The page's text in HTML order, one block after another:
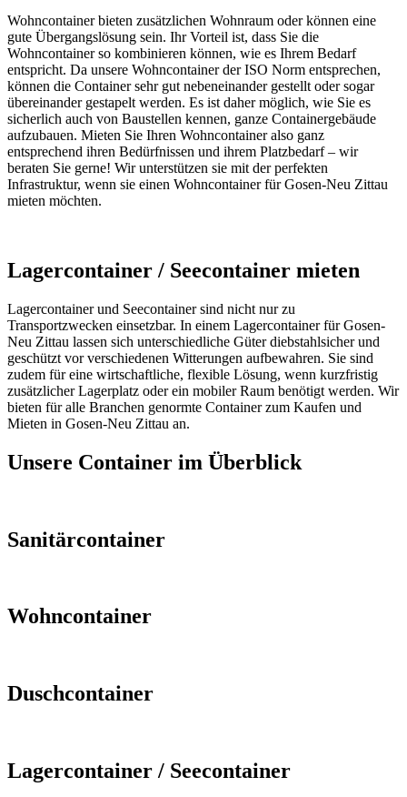
Wohncontainer bieten zusätzlichen Wohnraum oder können eine
gute Übergangslösung sein. Ihr Vorteil ist, dass Sie die
Wohncontainer so kombinieren können, wie es Ihrem Bedarf
entspricht. Da unsere Wohncontainer der ISO Norm entsprechen,
können die Container sehr gut nebeneinander gestellt oder sogar
übereinander gestapelt werden. Es ist daher möglich, wie Sie es
sicherlich auch von Baustellen kennen, ganze Containergebäude
aufzubauen. Mieten Sie Ihren Wohncontainer also ganz
entsprechend ihren Bedürfnissen und ihrem Platzbedarf – wir
beraten Sie gerne! Wir unterstützen sie mit der perfekten
Infrastruktur, wenn sie einen Wohncontainer für Gosen-Neu Zittau
mieten möchten.
Lagercontainer / Seecontainer mieten
Lagercontainer und Seecontainer sind nicht nur zu
Transportzwecken einsetzbar. In einem Lagercontainer für Gosen-
Neu Zittau lassen sich unterschiedliche Güter diebstahlsicher und
geschützt vor verschiedenen Witterungen aufbewahren. Sie sind
zudem für eine wirtschaftliche, flexible Lösung, wenn kurzfristig
zusätzlicher Lagerplatz oder ein mobiler Raum benötigt werden. Wir
bieten für alle Branchen genormte Container zum Kaufen und
Mieten in Gosen-Neu Zittau an.
Unsere Container im Überblick
Sanitärcontainer
Wohncontainer
Duschcontainer
Lagercontainer / Seecontainer